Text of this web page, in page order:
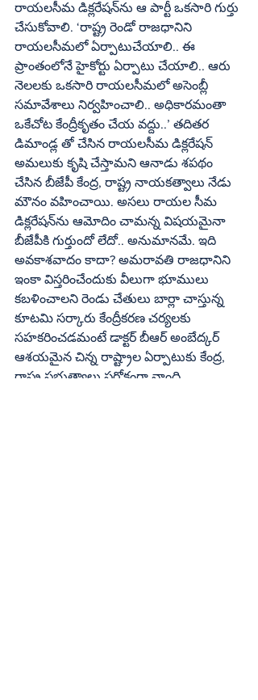
రాయలసీమ డిక్లరేషన్‌ను ఆ పార్టీ ఒకసారి గుర్తు
చేసుకోవాలి. ‘రాష్ట్ర రెండో రాజధానిని
రాయలసీమలో ఏర్పాటుచేయాలి.. ఈ
ప్రాంతంలోనే హైకోర్టు ఏర్పాటు చేయాలి.. ఆరు
నెలలకు ఒకసారి రాయలసీమలో అసెంబ్లీ
సమావేశాలు నిర్వహించాలి.. అధికారమంతా
ఒకేచోట కేంద్రీకృతం చేయ వద్దు..’ తదితర
డిమాండ్ల తో చేసిన రాయలసీమ డిక్లరేషన్‌
అమలుకు కృషి చేస్తామని ఆనాడు శపథం
చేసిన బీజేపీ కేంద్ర, రాష్ట్ర నాయకత్వాలు నేడు
మౌనం వహించాయి. అసలు రాయల సీమ
డిక్లరేషన్‌ను ఆమోదిం చామన్న విషయమైనా
బీజేపీకి గుర్తుందో లేదో.. అనుమానమే. ఇది
అవకాశవాదం కాదా? అమరావతి రాజధానిని
ఇంకా విస్తరించేందుకు వీలుగా భూములు
కబళించాలని రెండు చేతులు బార్లా చాస్తున్న
కూటమి సర్కారు కేంద్రీకరణ చర్యలకు
సహకరించడమంటే డాక్టర్‌ బీఆర్‌ అంబేద్కర్‌
ఆశయమైన చిన్న రాష్ట్రాల ఏర్పాటుకు కేంద్ర,
రాష్ట్ర ప్రభుత్వాలు పరోక్షంగా నాంది